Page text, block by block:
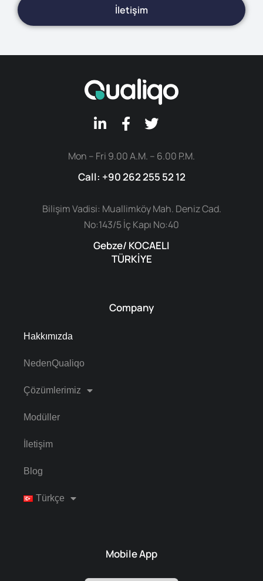
İletişim
Mon – Fri 9.00 A.M. – 6.00 P.M.
Call: +90 262 255 52 12
Bilişim Vadisi: Muallimköy Mah. Deniz Cad.
No:143/5 İç Kapı No:40
Gebze/ KOCAELI
TÜRKİYE
Company
Hakkımızda
NedenQualiqo
Çözümlerimiz
Modüller
İletişim
Blog
Türkçe
Mobile App